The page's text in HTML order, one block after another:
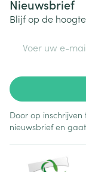
Nieuwsbrief
Blijf op de
Door op inschrijven
nieuwsbrief en